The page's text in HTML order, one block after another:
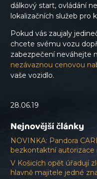
dálkový start, ovládání
lokalizačních služeb pro
Pokud vás zaujaly
chcete svému vozu
zabezpečení neváhejte
nezávaznou cenovou
vaše vozidlo.
28.06.19
Nejnovější články
NOVINKA: Pandora
bezkontaktní autorizace
V Košicích opět úřadují
hlavně majitele jedné